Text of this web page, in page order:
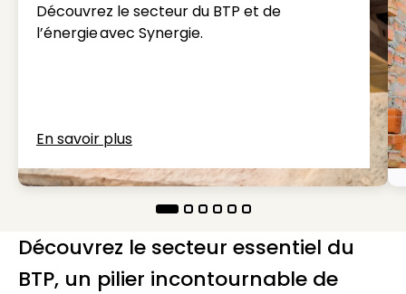
Découvrez le secteur du BTP et de
l’énergie avec Synergie.
En savoir plus
Découvrez le secteur essentiel du
BTP, un pilier incontournable de